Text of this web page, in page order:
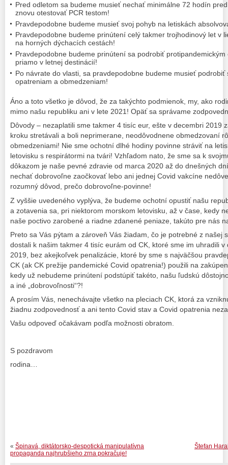
Pred odletom sa budeme musieť nechať minimálne 72 hodín
znovu otestovať PCR testom!
Pravdepodobne budeme musieť svoj pohyb na letiskách
Pravdepodobne budeme prinútení celý takmer trojhodinový let v
na horných dýchacích cestách!
Pravdepodobne budeme prinútení sa podrobiť
priamo v letnej destinácií!
Po návrate do vlasti, sa pravdepodobne budeme musieť
opatreniam a obmedzeniam!
Áno a toto všetko je dôvod, že za takýchto podmienok, my, ako
mimo našu republiku ani v lete 2021! Opäť sa správame
Dôvody – nezaplatili sme takmer 4 tisíc eur, ešte v decembri 2019
kroku stretávali a boli neprimerane, neodôvodnene obmedzovaní
obmedzeniami! Nie sme ochotní dlhé hodiny povinne stráviť na
letovisku s respirátormi na tvári! Vzhľadom nato, že sme sa k
dôkazom je naše pevné zdravie od marca 2020 až do dnešných
nechať dobrovoľne zaočkovať lebo ani jednej Covid vakcíne
rozumný dôvod, prečo dobrovoľne-povinne!
Z vyššie uvedeného vyplýva, že budeme ochotní opustiť našu
a zotavenia sa, pri niektorom morskom letovisku, až v čase, kedy
naše poctivo zarobené a riadne zdanené peniaze, takúto pre nás
Preto sa Vás pýtam a zároveň Vás žiadam, čo je potrebné z našej
dostali k našim takmer 4 tisíc eurám od CK, ktoré sme im uhradili
2019, bez akejkoľvek penalizácie, ktoré by sme s najväčšou
CK (ak CK prežije pandemické Covid opatrenia!) použili na
kedy už nebudeme prinútení podstúpiť takéto, našu ľudskú
a iné „dobrovoľnosti“?!
A prosím Vás, nenechávajte všetko na pleciach CK, ktorá za
žiadnu zodpovednosť a ani tento Covid stav a Covid opatrenia
Vašu odpoveď očakávam podľa možnosti obratom.
S pozdravom
rodina…
Štefan
« Špinavá, diktátorsko-despotická manipulatívna
propaganda najhrubšieho zrna pokračuje!